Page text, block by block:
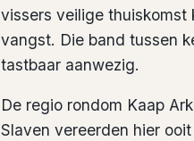
vissers veilige thuiskomst
vangst. Die band tussen
tastbaar aanwezig.
De regio rondom Kaap
Slaven vereerden hier